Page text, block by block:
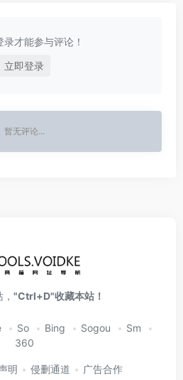
录才能参与评论！
立即登录
暂无评论...
"Ctrl+D"收藏本站！
So Bing Sogou
Sm
360
明 侵删通道 广告合作